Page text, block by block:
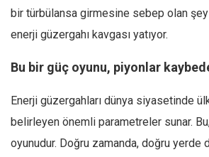
Düşünce
Dosyalar
bir türbülansa girmesine sebep olan
enerji güzergahı kavgası yatıyor.
Bu bir güç oyunu, piyonlar
Enerji güzergahları dünya siyasetinde
belirleyen önemli parametreler sunar.
oyunudur. Doğru zamanda, doğru yerde